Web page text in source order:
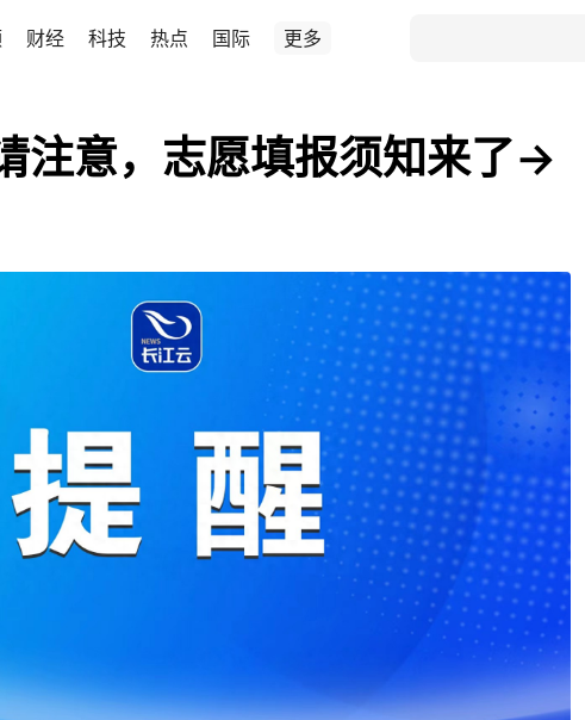
财经 科技 热点 国际 更多
注意，志愿填报须知来了→